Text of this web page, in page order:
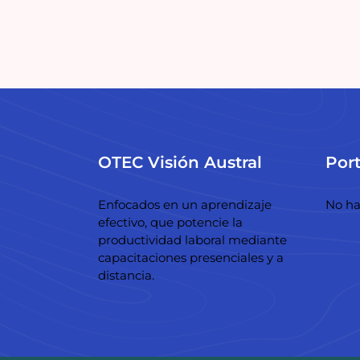
OTEC Visión Austral
Enfocados en un aprendizaje
efectivo, que potencie la
productividad laboral mediante
capacitaciones presenciales y a
distancia.
No